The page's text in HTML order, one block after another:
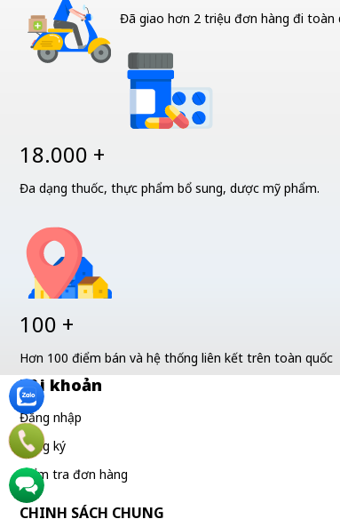
Đã giao hơn 2 triệu đơn hàng đi toàn
18.000 +
Đa dạng thuốc, thực phẩm bổ sung, dược mỹ phẩm.
100 +
Hơn 100 điểm bán và hệ thống liên kết trên toàn quốc
Tài khoản
Đăng nhập
Đăng ký
Kiểm tra đơn hàng
CHINH SÁCH CHUNG